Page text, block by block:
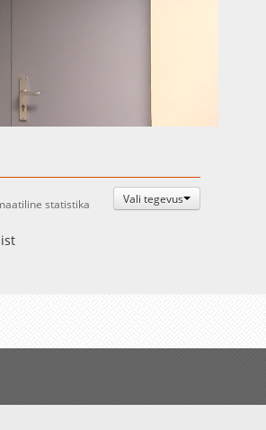
Vali tegevus
statistika